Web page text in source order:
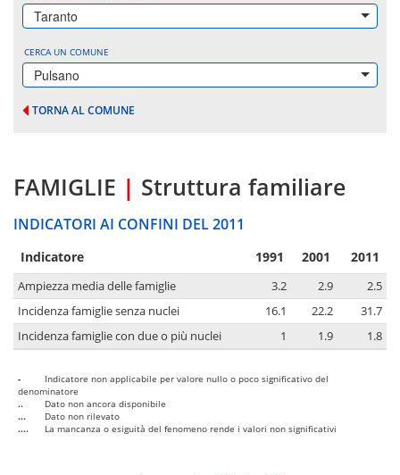
Taranto
CERCA UN COMUNE
Pulsano
TORNA AL COMUNE
FAMIGLIE | Struttura familiare
INDICATORI AI CONFINI DEL 2011
Indicatore 1991 2001 2011
Ampiezza media delle famiglie 3.2 2.9
2.5
Incidenza famiglie senza nuclei
16.1 22.2
31.7
Incidenza famiglie con due o più nuclei
1 1.9 1.8
-
Indicatore non applicabile per valore nullo o poco significativo del
denominatore
..
Dato non ancora disponibile
...
Dato non rilevato
....
La mancanza o esiguità del fenomeno rende i valori non significativi